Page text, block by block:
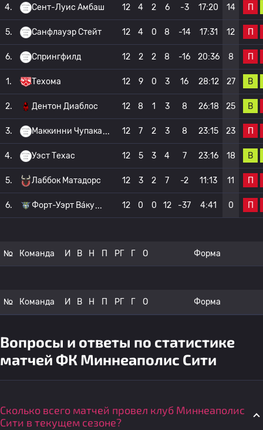
4. Сент-Луис Амбаш 12 4 2 6 -3 17:20 14 П
5. Санфлауэр Стейт 12 4 0 8 -14 17:31 12 П
6. Спрингфилд 12 2 2 8 -16 20:36 8 П
1. Техома 12 9 0 3 16 28:12 27 В
2. Дентон Диаблос 12 8 1 3 8 26:18 25 В
3. Маккинни Чупака 12 7 2 3 8 23:15 23 П
4. Уэст Техас 12 5 3 4 7 23:16 18 В
5. Лаббок Матадорс 12 3 2 7 -2 11:13 11 П
6. Форт-Уэрт Ва́ку 12 0 0 12 -37 4:41 0 П
№ Команда И В Н П РГ Г О Форма
№ Команда И В Н П РГ Г О Форма
Вопросы и ответы по статистике
матчей ФК Миннеаполис Сити
Сколько всего матчей провел клуб Миннеаполис
Сити в текущем сезоне?